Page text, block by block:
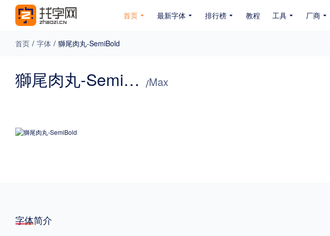
首页 最新字体
免费下载 收费下载 免费商用 无下载
排行榜 教程 工具 厂商
首页 / 字体 / 獅尾肉丸-SemiBold
獅尾肉丸-SemiBold /Max
字体简介